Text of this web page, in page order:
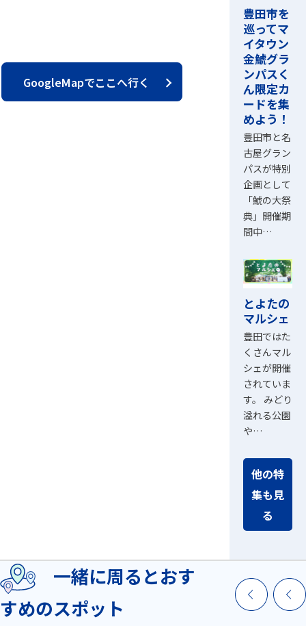
GoogleMapでここへ行く
豊田市を
巡ってマ
イタウン
金鯱グラ
ンパスく
ん限定カ
ードを集
めよう！
豊田市と名
古屋グラン
パスが特別
企画として
「鯱の大祭
典」開催期
間中…
とよたの
マルシェ
豊田ではた
くさんマル
シェが開催
されていま
す。 みどり
溢れる公園
や…
他の特
集も見
る
一緒に周るとおす
すめのスポット